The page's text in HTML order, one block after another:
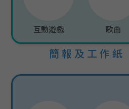
互動遊戲 歌曲
簡報及工作紙